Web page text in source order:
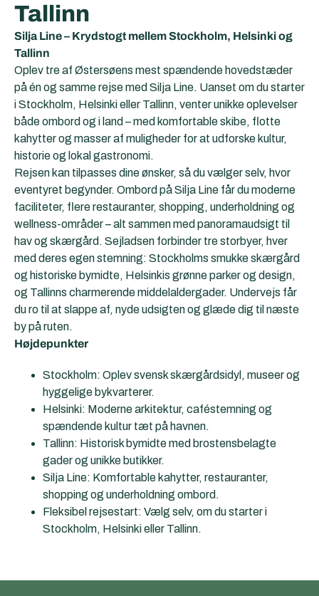
Tallinn
Silja Line – Krydstogt mellem Stockholm, Helsinki og
Tallinn
Oplev tre af Østersøens mest spændende hovedstæder
på én og samme rejse med Silja Line. Uanset om du starter
i Stockholm, Helsinki eller Tallinn, venter unikke oplevelser
både ombord og i land – med komfortable skibe, flotte
kahytter og masser af muligheder for at udforske kultur,
historie og lokal gastronomi.
Rejsen kan tilpasses dine ønsker, så du vælger selv, hvor
eventyret begynder. Ombord på Silja Line får du moderne
faciliteter, flere restauranter, shopping, underholdning og
wellness-områder – alt sammen med panoramaudsigt til
hav og skærgård. Sejladsen forbinder tre storbyer, hver
med deres egen stemning: Stockholms smukke skærgård
og historiske bymidte, Helsinkis grønne parker og design,
og Tallinns charmerende middelaldergader. Undervejs får
du ro til at slappe af, nyde udsigten og glæde dig til næste
by på ruten.
Højdepunkter
Stockholm: Oplev svensk skærgårdsidyl, museer og
hyggelige bykvarterer.
Helsinki: Moderne arkitektur, caféstemning og
spændende kultur tæt på havnen.
Tallinn: Historisk bymidte med brostensbelagte
gader og unikke butikker.
Silja Line: Komfortable kahytter, restauranter,
shopping og underholdning ombord.
Fleksibel rejsestart: Vælg selv, om du starter i
Stockholm, Helsinki eller Tallinn.